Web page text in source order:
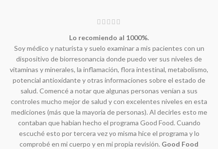
Lo recomiendo al 1000%.
Soy médico y naturista y suelo examinar a mis pacientes con un
dispositivo de biorresonancia donde puedo ver sus niveles de
vitaminas y minerales, la inflamación, flora intestinal, metabolismo,
potencial antioxidante y otras informaciones sobre el estado de
salud. Comencé a notar que algunas personas venían a sus
controles mucho mejor de salud y con excelentes niveles en esta
mediciones (más que la mayoría de personas). Al decirles esto me
contaban que habían hecho el programa Good Food. Cuando
escuché esto por tercera vez yo misma hice el programa y lo
comprobé en mi cuerpo y en mi propia revisión. Good Food